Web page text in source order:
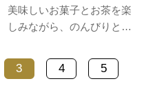
美味しいお菓子とお茶を楽
しみながら、のんびりと遊
は、船上の喫茶店で優雅な
ひとときをお楽しみくださ
3 4 5